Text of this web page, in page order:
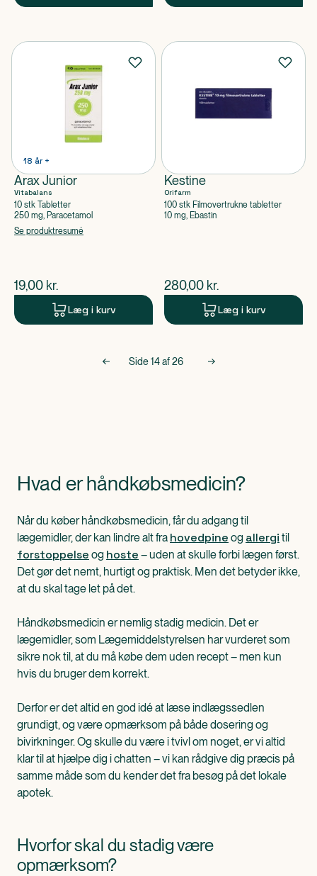
18 år +
Arax Junior
Vitabalans
10 stk Tabletter
250 mg, Paracetamol
Se produktresumé
$nuværende pris
19,00 kr.
Læg i kurv
Kestine
Orifarm
100 stk Filmovertrukne tabletter
10 mg, Ebastin
$nuværende pris
280,00 kr.
Læg i kurv
Side14af26
Hvad er håndkøbsmedicin?
Når du køber håndkøbsmedicin, får du adgang til
lægemidler, der kan lindre alt fra hovedpine og allergi til
forstoppelse og hoste – uden at skulle forbi lægen først.
Det gør det nemt, hurtigt og praktisk. Men det betyder ikke,
at du skal tage let på det.
Håndkøbsmedicin er nemlig stadig medicin. Det er
lægemidler, som Lægemiddelstyrelsen har vurderet som
sikre nok til, at du må købe dem uden recept – men kun
hvis du bruger dem korrekt.
Derfor er det altid en god idé at læse indlægssedlen
grundigt, og være opmærksom på både dosering og
bivirkninger. Og skulle du være i tvivl om noget, er vi altid
klar til at hjælpe dig i chatten – vi kan rådgive dig præcis på
samme måde som du kender det fra besøg på det lokale
apotek.
Hvorfor skal du stadig være
opmærksom?